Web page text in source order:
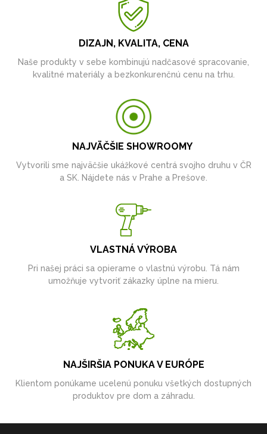
DIZAJN, KVALITA, CENA
Naše produkty v sebe kombinujú nadčasové spracovanie,
kvalitné materiály a bezkonkurenčnú cenu na trhu.
NAJVÄČŠIE SHOWROOMY
Vytvorili sme najväčšie ukážkové centrá svojho druhu v ČR
a SK. Nájdete nás v Prahe a Prešove.
VLASTNÁ VÝROBA
Pri našej práci sa opierame o vlastnú výrobu. Tá nám
umožňuje vytvoriť zákazky úplne na mieru.
NAJŠIRŠIA PONUKA V EURÓPE
Klientom ponúkame ucelenú ponuku všetkých dostupných
produktov pre dom a záhradu.